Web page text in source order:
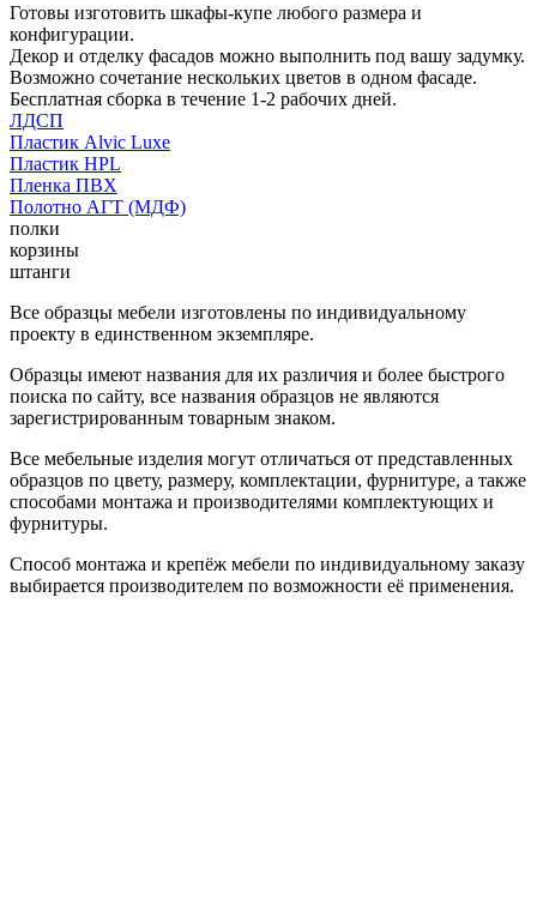
Готовы изготовить шкафы-купе любого размера и
конфигурации.
Декор и отделку фасадов можно выполнить под вашу задумку.
Возможно сочетание нескольких цветов в одном фасаде.
Бесплатная сборка в течение 1-2 рабочих дней.
ЛДСП
Пластик Alvic Luxe
Пластик HPL
Пленка ПВХ
Полотно АГТ (МДФ)
полки
корзины
штанги
Все образцы мебели изготовлены по индивидуальному
проекту в единственном экземпляре.
Образцы имеют названия для их различия и более быстрого
поиска по сайту, все названия образцов не являются
зарегистрированным товарным знаком.
Все мебельные изделия могут отличаться от представленных
образцов по цвету, размеру, комплектации, фурнитуре, а также
способами монтажа и производителями комплектующих и
фурнитуры.
Способ монтажа и крепёж мебели по индивидуальному заказу
выбирается производителем по возможности её применения.